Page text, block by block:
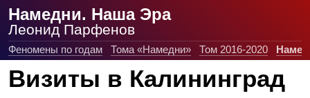
Намедни. Наша Эра
Леонид Парфенов
Феномены по годам Тома «Намедни» Том 2016-2020
Визиты в Калининград